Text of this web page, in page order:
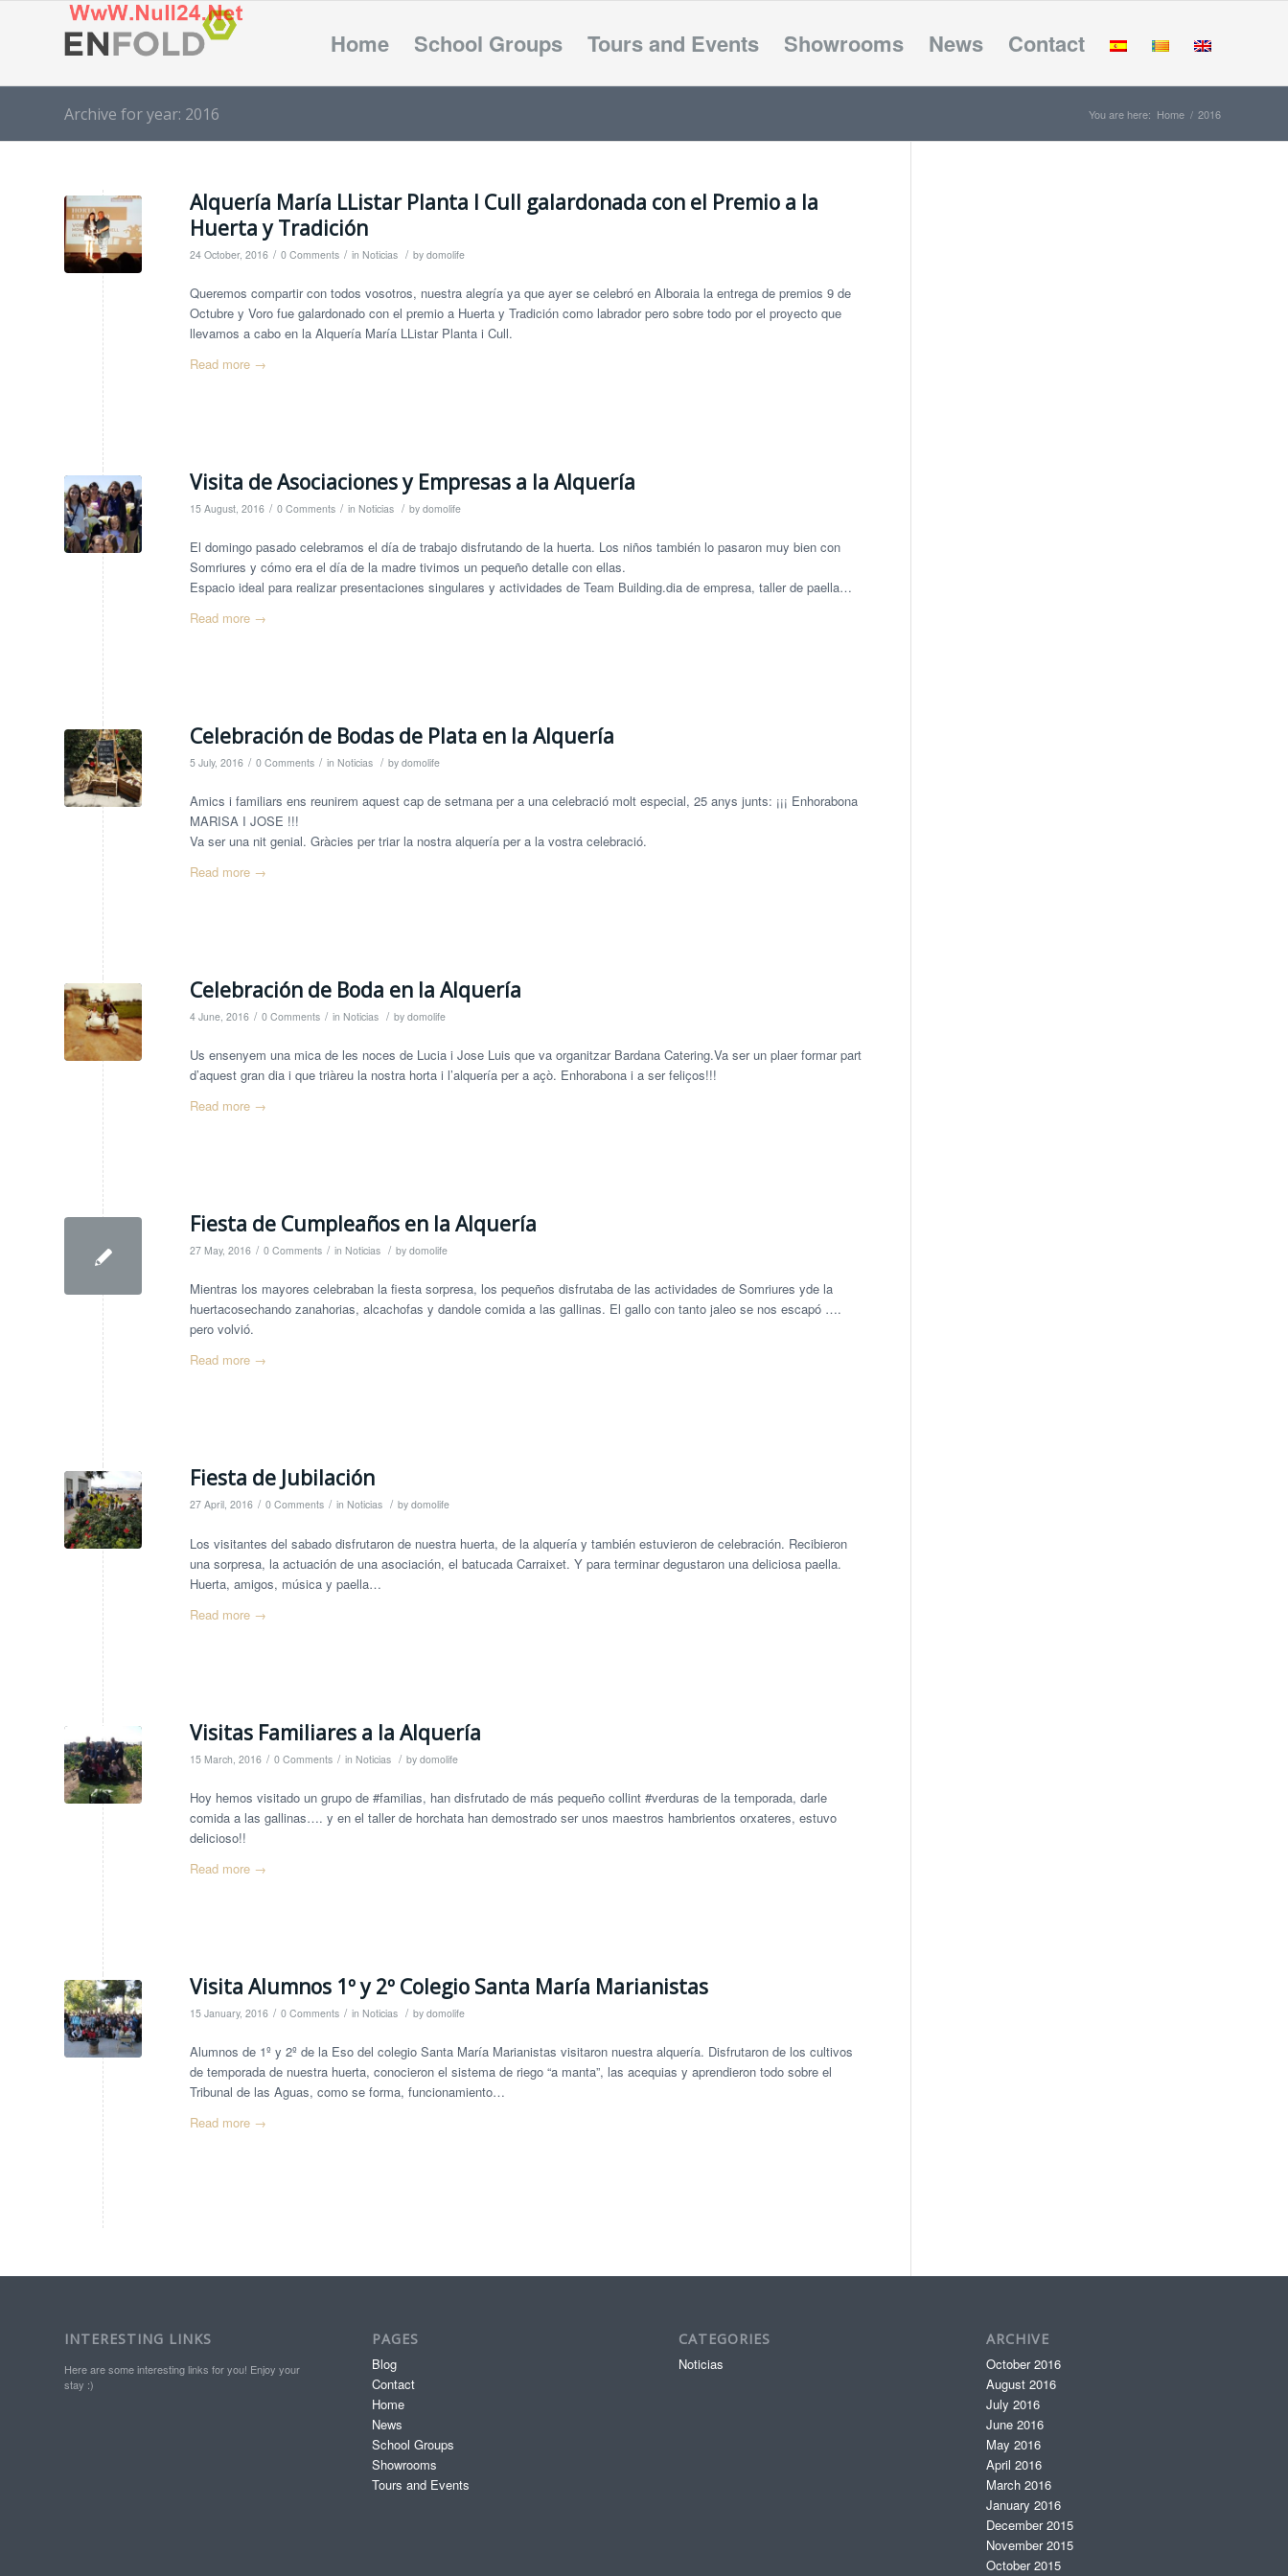
Home School Groups Tours and Events Showrooms News Contact
Archive for year: 2016 You are here: Home / 2016
Alquería María LListar Planta I Cull galardonada con el Premio a la
Huerta y Tradición
24 October, 2016 / 0 Comments / in Noticias / by domolife
Queremos compartir con todos vosotros, nuestra alegría ya que ayer se celebró en Alboraia la entrega de premios 9 de
Octubre y Voro fue galardonado con el premio a Huerta y Tradición como labrador pero sobre todo por el proyecto que
llevamos a cabo en la Alquería María LListar Planta i Cull.
Read more →
Visita de Asociaciones y Empresas a la Alquería
15 August, 2016 / 0 Comments / in Noticias / by domolife
El domingo pasado celebramos el día de trabajo disfrutando de la huerta. Los niños también lo pasaron muy bien con
Somriures y cómo era el día de la madre tivimos un pequeño detalle con ellas.
Espacio ideal para realizar presentaciones singulares y actividades de Team Building.dia de empresa, taller de paella…
Read more →
Celebración de Bodas de Plata en la Alquería
5 July, 2016 / 0 Comments / in Noticias / by domolife
Amics i familiars ens reunirem aquest cap de setmana per a una celebració molt especial, 25 anys junts: ¡¡¡ Enhorabona
MARISA I JOSE !!!
Va ser una nit genial. Gràcies per triar la nostra alquería per a la vostra celebració.
Read more →
Celebración de Boda en la Alquería
4 June, 2016 / 0 Comments / in Noticias / by domolife
Us ensenyem una mica de les noces de Lucia i Jose Luis que va organitzar Bardana Catering.Va ser un plaer formar part
d’aquest gran dia i que triàreu la nostra horta i l’alquería per a açò. Enhorabona i a ser feliços!!!
Read more →
Fiesta de Cumpleaños en la Alquería
27 May, 2016 / 0 Comments / in Noticias / by domolife
Mientras los mayores celebraban la fiesta sorpresa, los pequeños disfrutaba de las actividades de Somriures yde la
huertacosechando zanahorias, alcachofas y dandole comida a las gallinas. El gallo con tanto jaleo se nos escapó ….
pero volvió.
Read more →
Fiesta de Jubilación
27 April, 2016 / 0 Comments / in Noticias / by domolife
Los visitantes del sabado disfrutaron de nuestra huerta, de la alquería y también estuvieron de celebración. Recibieron
una sorpresa, la actuación de una asociación, el batucada Carraixet. Y para terminar degustaron una deliciosa paella.
Huerta, amigos, música y paella…
Read more →
Visitas Familiares a la Alquería
15 March, 2016 / 0 Comments / in Noticias / by domolife
Hoy hemos visitado un grupo de #familias, han disfrutado de más pequeño collint #verduras de la temporada, darle
comida a las gallinas…. y en el taller de horchata han demostrado ser unos maestros hambrientos orxateres, estuvo
delicioso!!
Read more →
Visita Alumnos 1º y 2º Colegio Santa María Marianistas
15 January, 2016 / 0 Comments / in Noticias / by domolife
Alumnos de 1º y 2º de la Eso del colegio Santa María Marianistas visitaron nuestra alquería. Disfrutaron de los cultivos
de temporada de nuestra huerta, conocieron el sistema de riego “a manta”, las acequias y aprendieron todo sobre el
Tribunal de las Aguas, como se forma, funcionamiento…
Read more →
INTERESTING LINKS
Here are some interesting links for you! Enjoy your
stay :)
PAGES
Blog
Contact
Home
News
School Groups
Showrooms
Tours and Events
CATEGORIES
Noticias
ARCHIVE
October 2016
August 2016
July 2016
June 2016
May 2016
April 2016
March 2016
January 2016
December 2015
November 2015
October 2015